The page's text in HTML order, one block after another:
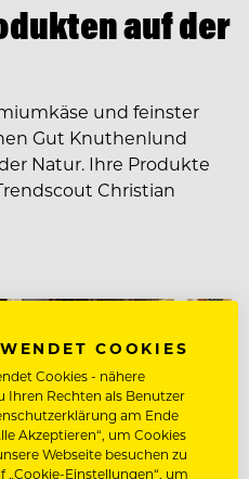
auf der
und feinster
Gut Knuthenlund
Natur. Ihre Produkte
Christian
COOKIES
Cookies - nähere
Ihren Rechten als Benutzer
am Ende
Akzeptieren“, um Cookies
Webseite besuchen zu
„Cookie-Einstellungen“, um